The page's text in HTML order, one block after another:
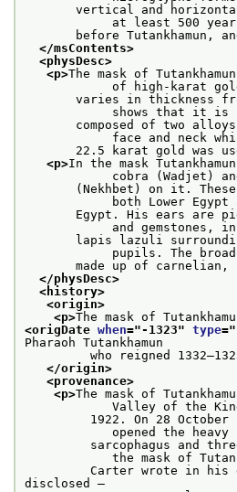
vertical and horizontal
at least 500
before Tutankhamun, and
</msContents>
<physDesc>
<p>The mask of
of high-karat
varies in thickness from
            shows that it is
composed of two alloys
face and
22.5 karat gold was
<p>In the mask
cobra
(Nekhbet) on it. These
both Lower
Egypt. His ears are
and
lapis lazuli surrounding
pupils. The
made up of carnelian,
</physDesc>
<history>
<origin>
<p>The mask of
<origDate when="-1323" type="
Pharaoh Tutankhamun
who reigned 1332–1323
</origin>
<provenance>
<p>The mask of
Valley of the
1922. On 28 October
            opened the heavy
sarcophagus and three
the mask of
Carter wrote in his
disclosed –